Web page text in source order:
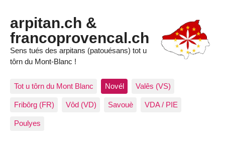
arpitan.ch &
francoprovencal.ch
Sens tués des arpitans (patouésans) tot u
tôrn du Mont-Blanc !
Tot u tôrn du Mont Blanc Novél Valês (VS)
Fribôrg (FR) Vôd (VD) Savouè VDA / PIE
Poulyes